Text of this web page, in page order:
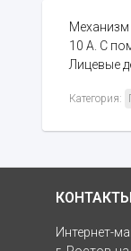
Механизм
10 А. С
Лицевые
Категория:
КОНТАКТЫ
Интернет-